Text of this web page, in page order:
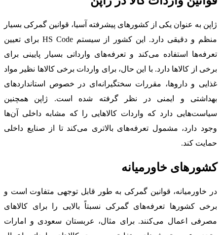
ژاپن به عنوان یکی از کشورهای پیشرفته آسیا، قوانین گمرکی بسیار
منظم و دقیقی دارد. این کشور از سیستم HS Code برای تعیین
تعرفه‌ها استفاده می‌کند و تعرفه‌های وارداتی بسیار پایینی برای
برخی از کالاها دارد. با این حال، برای واردات برخی کالاها نظیر مواد
غذایی و داروها، مقررات سختگیرانه‌ای در خصوص استانداردهای
بهداشتی و ایمنی در نظر گرفته شده است. ژاپن همچنین
سیاست‌هایی دارد که واردات کالاهایی را که مشابه داخلی آن‌ها
وجود دارد، مشمول تعرفه‌های بالاتری می‌کند تا از صنایع داخلی
حمایت کند.
کشورهای خاورمیانه
در خاورمیانه، قوانین گمرکی به طور قابل توجهی متفاوت است و
برخی کشورها تعرفه‌های گمرکی نسبتاً بالایی را برای کالاهای
مصرفی اعمال می‌کنند. برای مثال، عربستان سعودی و امارات